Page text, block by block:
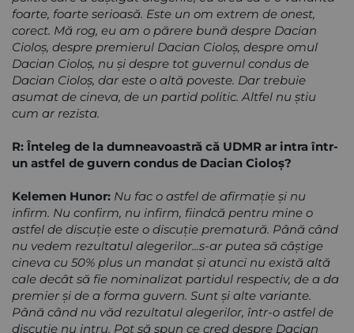
foarte, foarte serioasă. Este un om extrem de onest,
corect. Mă rog, eu am o părere bună despre Dacian
Cioloş, despre premierul Dacian Cioloş, despre omul
Dacian Cioloş, nu şi despre tot guvernul condus de
Dacian Cioloş, dar este o altă poveste. Dar trebuie
asumat de cineva, de un partid politic. Altfel nu ştiu
cum ar rezista.
R: Înteleg de la dumneavoastră că UDMR ar intra într-
un astfel de guvern condus de Dacian Cioloş?
Kelemen Hunor: Nu fac o astfel de afirmaţie şi nu
infirm. Nu confirm, nu infirm, fiindcă pentru mine o
astfel de discuţie este o discuţie prematură. Până când
nu vedem rezultatul alegerilor...s-ar putea să câştige
cineva cu 50% plus un mandat şi atunci nu există altă
cale decât să fie nominalizat partidul respectiv, de a da
premier şi de a forma guvern. Sunt şi alte variante.
Până când nu văd rezultatul alegerilor, într-o astfel de
discuţie nu intru. Pot să spun ce cred despre Dacian